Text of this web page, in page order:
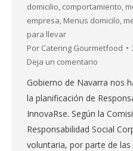
domicilio, comportamiento,
empresa, Menus domicilo,
para llevar
Por Catering Gourmetfood
Deja un comentario
Gobierno de Navarra nos
la planificación de
InnovaRse. Según la
Responsabilidad Social
voluntaria, por parte de las